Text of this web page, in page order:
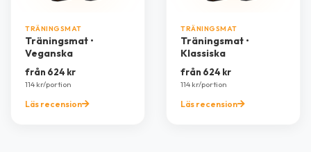
TRÄNINGSMAT
Träningsmat •
Veganska
från 624 kr
114 kr/portion
Läs recension
TRÄNINGSMAT
Träningsmat •
Klassiska
från 624 kr
114 kr/portion
Läs recension